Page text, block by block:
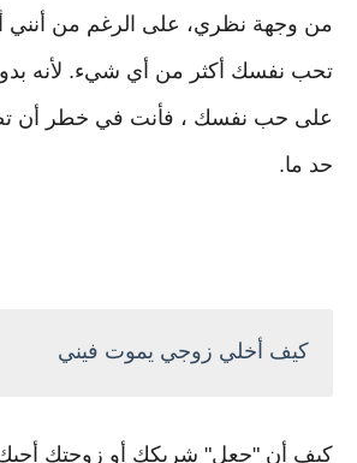
من وجهة نظري، على الرغم من أنني
تحب نفسك أكثر من أي شيء. لأنه
على حب نفسك ، فأنت في خطر أن
حد ما.
كيف أخلي زوجي يموت فيني
كيف أن "جعل" شريكك أو زوجتك